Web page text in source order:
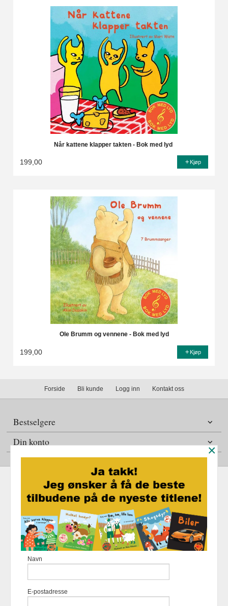
Når kattene klapper takten - Bok med lyd
199,00 Kjøp
Ole Brumm og vennene - Bok med lyd
199,00 Kjøp
Forside Bli kunde Logg inn Kontakt oss
Bestselgere
Din konto
Kjøpsbetingelser Sikkerhet og personvern
Nyhetsbrev
Foretaksregisteret 883 957 652
du får en bedre kjøpsopplevelse og
×
Navn
E-postadresse